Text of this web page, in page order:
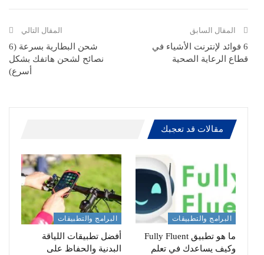
المقال السابق
6 فوائد لإنترنت الأشياء في
قطاع الرعاية الصحية
المقال التالي
شحن البطارية بسرعة (6
نصائح لشحن هاتفك بشكل
أسرع)
مقالات قد تعجبك
البرامج والتطبيقات
ما هو تطبيق Fully Fluent
وكيف يساعدك في تعلم
البرامج والتطبيقات
أفضل تطبيقات اللياقة
البدنية والحفاظ على